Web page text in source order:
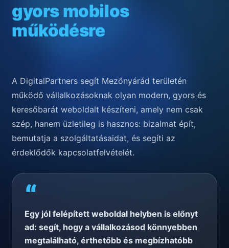
gyors mobilos
működésre
A DigitalPartners segít Mezőnyárád területén
működő vállalkozásoknak olyan modern, gyors és
keresőbarát weboldalt készíteni, amely nem csak
szép, hanem üzletileg is hasznos: bizalmat épít,
bemutatja a szolgáltatásaidat, és segíti az
érdeklődők kapcsolatfelvételét.
“
Egy jól felépített weboldal helyben is előnyt
ad: segít, hogy a vállalkozásod könnyebben
megtalálható, érthetőbb és megbízhatóbb